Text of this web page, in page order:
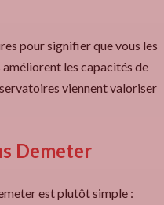
pour signifier que vous les
les capacités de
viennent valoriser
Demeter
est plutôt simple :